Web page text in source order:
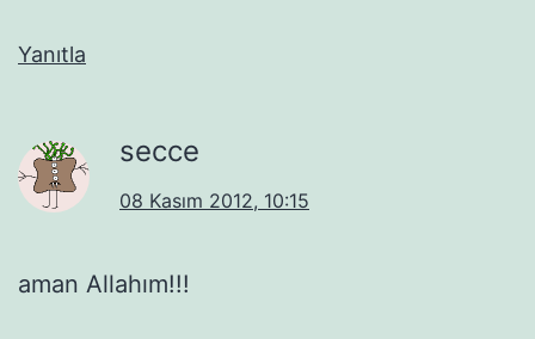
Yanıtla
secce
08 Kasım 2012, 10:15
aman Allahım!!!